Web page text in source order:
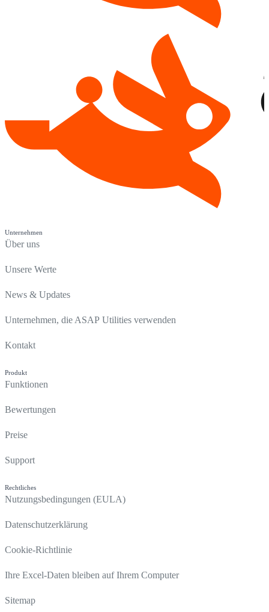
Unternehmen
Über uns
Unsere Werte
News & Updates
Unternehmen, die ASAP Utilities verwenden
Kontakt
Produkt
Funktionen
Bewertungen
Preise
Support
Rechtliches
Nutzungsbedingungen (EULA)
Datenschutzerklärung
Cookie-Richtlinie
Ihre Excel-Daten bleiben auf Ihrem Computer
Sitemap